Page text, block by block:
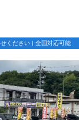
ください | 全国対応可能